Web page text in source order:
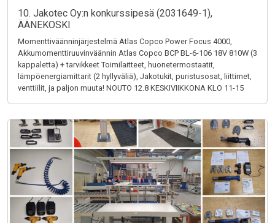
10. Jakotec Oy:n konkurssipesä (2031649-1),
ÄÄNEKOSKI
Momenttiväänninjärjestelmä Atlas Copco Power Focus 4000,
Akkumomenttiruuvinväännin Atlas Copco BCP BL-6-106 18V 810W (3
kappaletta) + tarvikkeet Toimilaitteet, huonetermostaatit,
lämpöenergiamittarit (2 hyllyväliä), Jakotukit, puristusosat, liittimet,
venttiilit, ja paljon muuta! NOUTO 12.8 KESKIVIIKKONA KLO 11-15